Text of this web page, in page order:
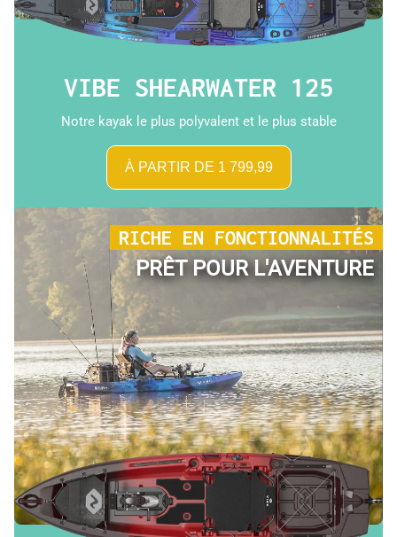
VIBE SHEARWATER 125
Notre kayak le plus polyvalent et le plus stable
À PARTIR DE 1 799,99
RICHE EN FONCTIONNALITÉS
PRÊT POUR L'AVENTURE